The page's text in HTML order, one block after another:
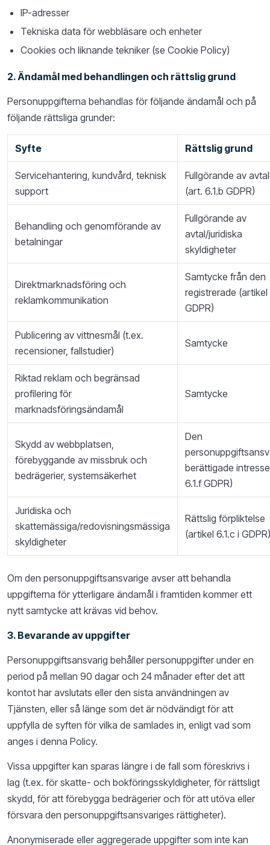
IP-adresser
Tekniska data för webbläsare och enheter
Cookies och liknande tekniker (se Cookie Policy)
2. Ändamål med behandlingen och rättslig grund
Personuppgifterna behandlas för följande ändamål och på
följande rättsliga grunder:
Syfte Rättslig grund
Servicehantering, kundvård, teknisk
support
Fullgörande av
(art. 6.1.b GDPR)
Behandling och genomförande av
betalningar
Fullgörande av
avtal/juridiska
skyldigheter
Direktmarknadsföring och
reklamkommunikation
Samtycke från den
registrerade (artikel
GDPR)
Publicering av vittnesmål (t.ex.
recensioner, fallstudier)
Samtycke
Riktad reklam och begränsad
profilering för
marknadsföringsändamål
Samtycke
Skydd av webbplatsen,
förebyggande av missbruk och
bedrägerier, systemsäkerhet
Den
berättigade
6.1.f GDPR)
Juridiska och
skattemässiga/redovisningsmässiga
skyldigheter
Rättslig förpliktelse
(artikel 6.1.c i GDPR)
Om den personuppgiftsansvarige avser att behandla
uppgifterna för ytterligare ändamål i framtiden kommer ett
nytt samtycke att krävas vid behov.
3. Bevarande av uppgifter
Personuppgiftsansvarig behåller personuppgifter under en
period på mellan 90 dagar och 24 månader efter det att
kontot har avslutats eller den sista användningen av
Tjänsten, eller så länge som det är nödvändigt för att
uppfylla de syften för vilka de samlades in, enligt vad som
anges i denna Policy.
Vissa uppgifter kan sparas längre i de fall som föreskrivs i
lag (t.ex. för skatte- och bokföringsskyldigheter, för rättsligt
skydd, för att förebygga bedrägerier och för att utöva eller
försvara den personuppgiftsansvariges rättigheter).
Anonymiserade eller aggregerade uppgifter som inte kan